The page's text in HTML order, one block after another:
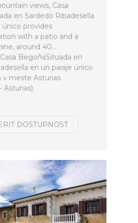
views, Casa
en Sardedo Ribadesella
único provides
with a patio and a
around 40...
BegoñaSituada en
en un paraje único
v meste Asturias
Asturias).
DOSTUPNOSŤ